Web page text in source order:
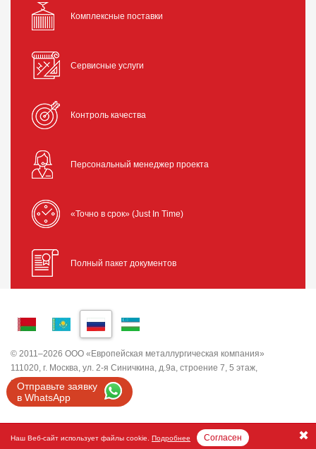
Отправьте заявку
в WhatsApp
Комплексные поставки
Сервисные услуги
Контроль качества
Персональный менеджер проекта
«Точно в срок» (Just In Time)
Полный пакет документов
© 2011–2026 ООО «Европейская металлургическая компания»
111020, г. Москва, ул. 2-я Синичкина, д.9а, строение 7, 5 этаж,
помещение I, комната 5
ИНН 7743820503 ООО "ЕМК"
Наш Веб-сайт использует файлы cookie. Подробнее Согласен